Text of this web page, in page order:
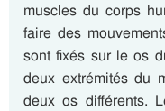
muscles du corps
faire des
sont fixés sur le os
deux extrémités du
deux os différents.